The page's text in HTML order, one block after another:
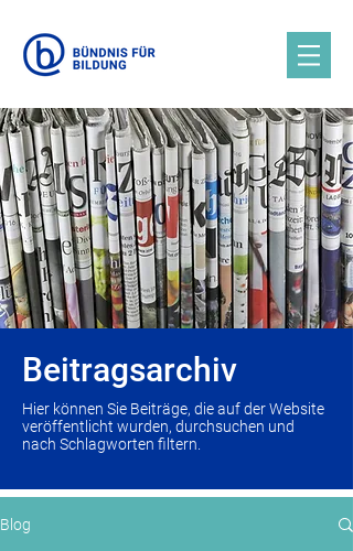
Beitragsarchiv
Hier können Sie Beiträge, die auf der Website
veröffentlicht wurden, durchsuchen und
nach Schlagworten filtern.
Blog